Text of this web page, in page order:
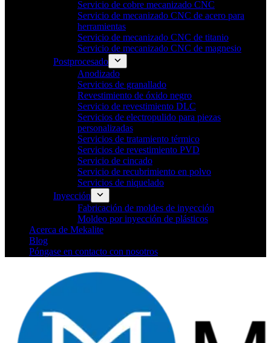
Servicio de cobre mecanizado CNC
Servicio de mecanizado CNC de acero para
herramientas
Servicio de mecanizado CNC de titanio
Servicio de mecanizado CNC de magnesio
Postprocesado
Anodizado
Servicios de granallado
Revestimiento de óxido negro
Servicio de revestimiento DLC
Servicios de electropulido para piezas
personalizadas
Servicios de tratamiento térmico
Servicios de revestimiento PVD
Servicio de cincado
Servicio de recubrimiento en polvo
Servicios de niquelado
Inyección
Fabricación de moldes de inyección
Moldeo por inyección de plásticos
Acerca de Mekalite
Blog
Póngase en contacto con nosotros